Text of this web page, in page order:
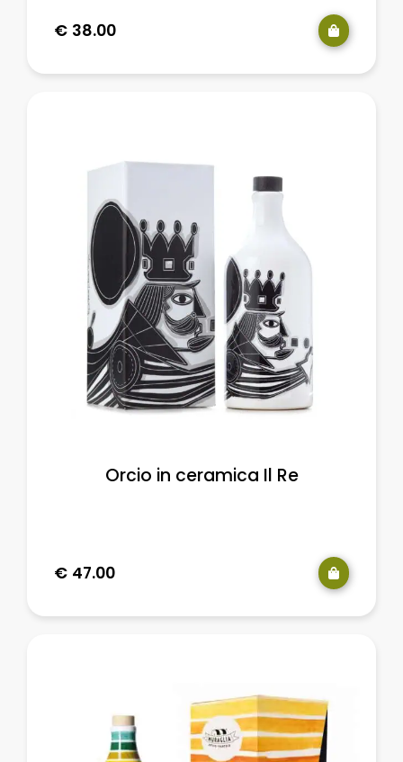
€ 38.00
Orcio in ceramica Il Re
€ 47.00